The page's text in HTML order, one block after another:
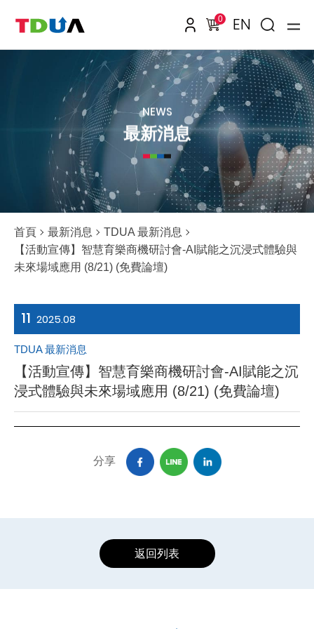
0 EN
NEWS
最新消息
首頁 最新消息
TDUA 最新消息
【活動宣傳】智慧育樂商機研討會-AI賦能之沉浸式體驗與
未來場域應用 (8/21) (免費論壇)
11 2025.08
TDUA 最新消息
【活動宣傳】智慧育樂商機研討會-AI賦能之沉
浸式體驗與未來場域應用 (8/21) (免費論壇)
分享
返回列表